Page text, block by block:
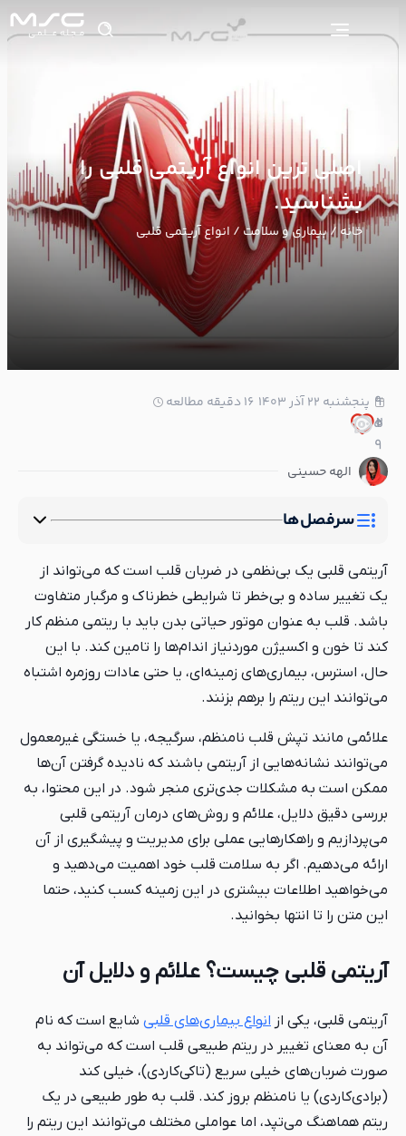
اصلی ترین انواع آریتمی قلبی را
بشناسید.
خانه/بیماری و سلامت / انواع آریتمی قلبی
پنجشنبه ۲۲ آذر ۱۴۰۳ 16 دقیقه مطالعه
0
2
9
5
9
الهه حسینی
سرفصل‌ها
آریتمی قلبی یک بی‌نظمی در ضربان قلب است که می‌تواند از
یک تغییر ساده و بی‌خطر تا شرایطی خطرناک و مرگبار متفاوت
باشد. قلب به عنوان موتور حیاتی بدن باید با ریتمی منظم کار
کند تا خون و اکسیژن موردنیاز اندام‌ها را تامین کند. با این
حال، استرس، بیماری‌های زمینه‌ای، یا حتی عادات روزمره اشتباه
می‌توانند این ریتم را برهم بزنند.
علائمی مانند تپش قلب نامنظم، سرگیجه، یا خستگی غیرمعمول
می‌توانند نشانه‌هایی از آریتمی باشند که نادیده گرفتن آن‌ها
ممکن است به مشکلات جدی‌تری منجر شود. در این محتوا، به
بررسی دقیق دلایل، علائم و روش‌های درمان آریتمی قلبی
می‌پردازیم و راهکارهایی عملی برای مدیریت و پیشگیری از آن
ارائه می‌دهیم. اگر به سلامت قلب خود اهمیت می‌دهید و
می‌خواهید اطلاعات بیشتری در این زمینه کسب کنید، حتما
این متن را تا انتها بخوانید.
آریتمی قلبی چیست؟ علائم و دلایل آن
آریتمی قلبی، یکی از انواع بیماری‌های قلبی شایع است که نام
آن به معنای تغییر در ریتم طبیعی قلب است که می‌تواند به
صورت ضربان‌های خیلی سریع (تاکی‌کاردی)، خیلی کند
(برادی‌کاردی) یا نامنظم بروز کند. قلب به طور طبیعی در یک
ریتم هماهنگ می‌تپد، اما عواملی مختلف می‌توانند این ریتم را